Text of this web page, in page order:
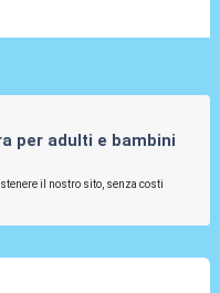
per adulti e bambini
il nostro sito, senza costi